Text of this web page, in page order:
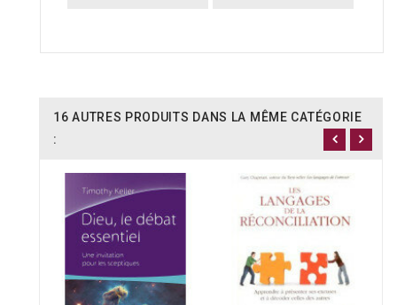
16 AUTRES PRODUITS DANS LA MÊME CATÉGORIE
: